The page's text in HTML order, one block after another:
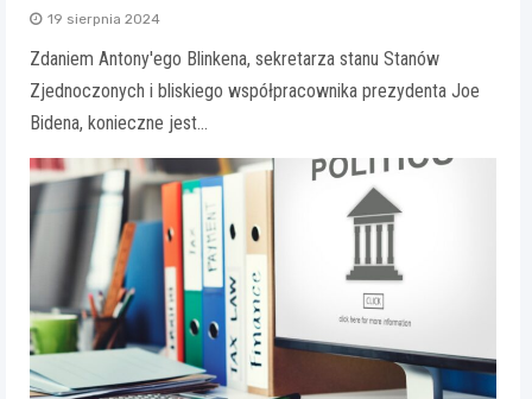
19 sierpnia 2024
Zdaniem Antony'ego Blinkena, sekretarza stanu Stanów
Zjednoczonych i bliskiego współpracownika prezydenta Joe
Bidena, konieczne jest…